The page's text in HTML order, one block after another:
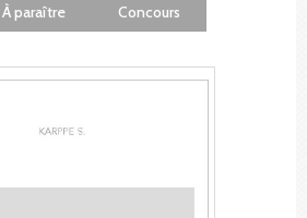
À paraître Concours